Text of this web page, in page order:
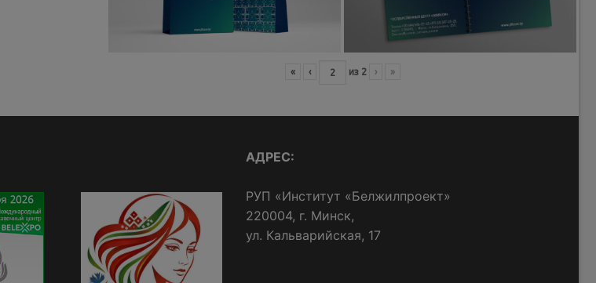
« ‹ из 2 › »
АДРЕС:
РУП «Институт «Белжилпроект»
220004, г. Минск,
ул. Кальварийская, 17